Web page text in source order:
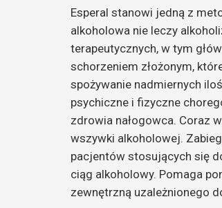
Esperal stanowi jedną z
alkoholowa nie leczy
terapeutycznych, w tym
schorzeniem złożonym,
spożywanie nadmiernych
psychiczne i fizyczne
zdrowia nałogowca. Coraz
wszywki alkoholowej.
pacjentów stosujących się
ciąg alkoholowy. Pomaga
zewnętrzną uzależnionego